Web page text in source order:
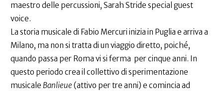
maestro delle percussioni, Sarah Stride special guest
voice.
La storia musicale di Fabio Mercuri inizia in Puglia e arriva a
Milano, ma non si tratta di un viaggio diretto, poiché,
quando passa per Roma vi si ferma per cinque anni. In
questo periodo crea il collettivo di sperimentazione
musicale Banlieue (attivo per tre anni) e comincia ad